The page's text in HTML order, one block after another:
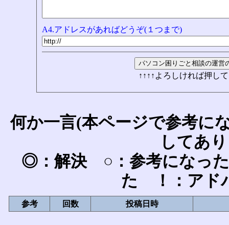
A4.アドレスがあればどうぞ(１つまで)
↑↑↑↑よろしければ押し
何か一言(本ページで参考に
してあ
◎：解決 ○：参考になっ
た ！：アド
参考 回数 投稿日時